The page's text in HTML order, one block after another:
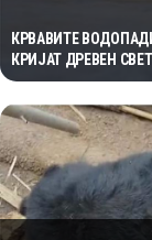
КРВАВИТЕ
КРИЈАТ ДРЕВЕН
ЕКОСИСТЕМ
МИЛИОНИ ГОДИНИ